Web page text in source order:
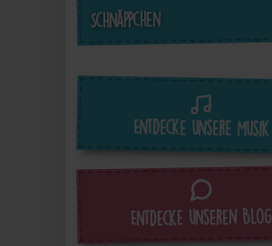
Schnäppchen
Entdecke unsere Musik
Entdecke unseren Blog